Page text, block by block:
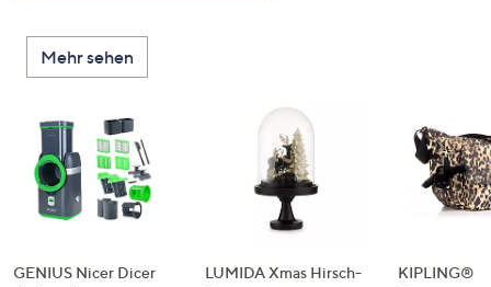
Mehr sehen
GENIUS Nicer Dicer
LUMIDA Xmas Hirsch-
KIPLING®